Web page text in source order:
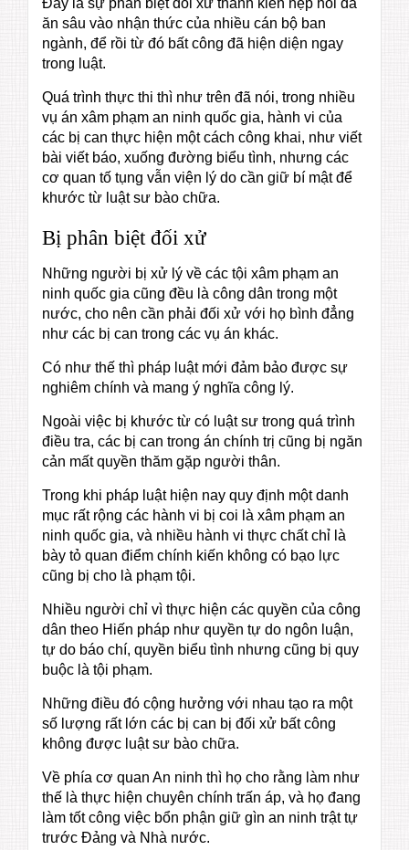
Đây là sự phân biệt đối xử thành kiến hẹp hòi đã
ăn sâu vào nhận thức của nhiều cán bộ ban
ngành, để rồi từ đó bất công đã hiện diện ngay
trong luật.
Quá trình thực thi thì như trên đã nói, trong nhiều
vụ án xâm phạm an ninh quốc gia, hành vi của
các bị can thực hiện một cách công khai, như viết
bài viết báo, xuống đường biểu tình, nhưng các
cơ quan tố tụng vẫn viện lý do cần giữ bí mật để
khước từ luật sư bào chữa.
Bị phân biệt đối xử
Những người bị xử lý về các tội xâm phạm an
ninh quốc gia cũng đều là công dân trong một
nước, cho nên cần phải đối xử với họ bình đẳng
như các bị can trong các vụ án khác.
Có như thế thì pháp luật mới đảm bảo được sự
nghiêm chính và mang ý nghĩa công lý.
Ngoài việc bị khước từ có luật sư trong quá trình
điều tra, các bị can trong án chính trị cũng bị ngăn
cản mất quyền thăm gặp người thân.
Trong khi pháp luật hiện nay quy định một danh
mục rất rộng các hành vi bị coi là xâm phạm an
ninh quốc gia, và nhiều hành vi thực chất chỉ là
bày tỏ quan điểm chính kiến không có bạo lực
cũng bị cho là phạm tội.
Nhiều người chỉ vì thực hiện các quyền của công
dân theo Hiến pháp như quyền tự do ngôn luận,
tự do báo chí, quyền biểu tình nhưng cũng bị quy
buộc là tội phạm.
Những điều đó cộng hưởng với nhau tạo ra một
số lượng rất lớn các bị can bị đối xử bất công
không được luật sư bào chữa.
Về phía cơ quan An ninh thì họ cho rằng làm như
thế là thực hiện chuyên chính trấn áp, và họ đang
làm tốt công việc bổn phận giữ gìn an ninh trật tự
trước Đảng và Nhà nước.